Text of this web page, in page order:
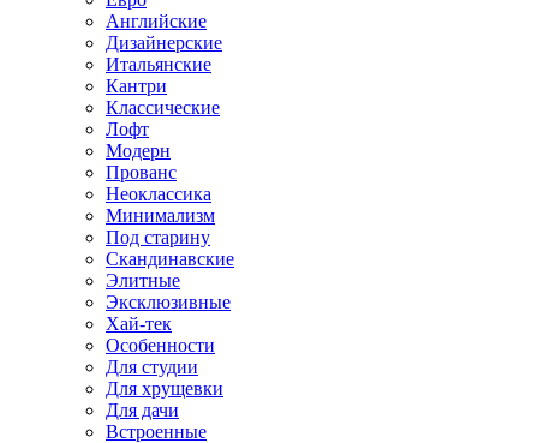
Английские
Дизайнерские
Итальянские
Кантри
Классические
Лофт
Модерн
Прованс
Неоклассика
Минимализм
Под старину
Скандинавские
Элитные
Эксклюзивные
Хай-тек
Особенности
Для студии
Для хрущевки
Для дачи
Встроенные